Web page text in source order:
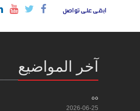
ابقى على تواصل
آخر المواضيع
55
2026-06-25